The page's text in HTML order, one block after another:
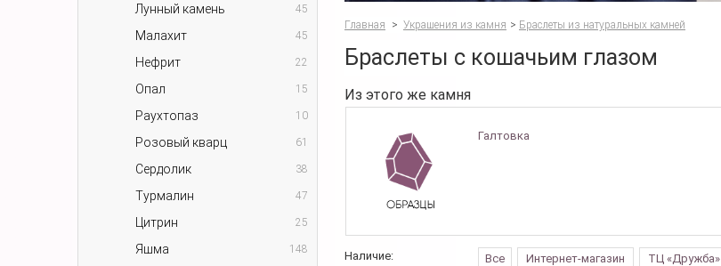
Лунный камень 45
Малахит 45
Нефрит 22
Опал 15
Раухтопаз 10
Розовый кварц 61
Сердолик 38
Турмалин 47
Цитрин 25
Яшма 148
Главная > Украшения из камня > Браслеты из натуральных камней
Браслеты с кошачьим глазом
Из этого же камня
Галтовка
Наличие: Все Интернет-магазин ТЦ «Дружба»